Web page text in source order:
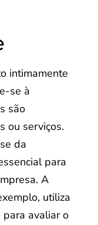
intimamente
se à
são
ou serviços.
da
para
A
utiliza
avaliar o